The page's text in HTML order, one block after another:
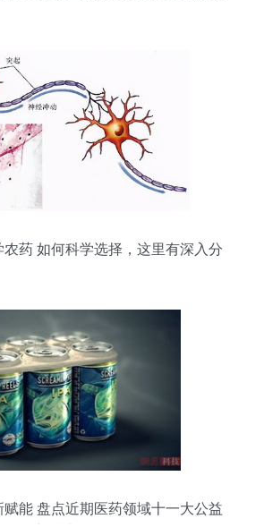
药 如何科学选择，这里有深入分
能 盘点近期医药领域十一大公益